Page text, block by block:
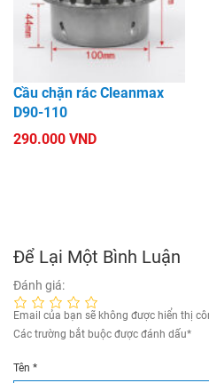
Cầu chặn rác Cleanmax
D90-110
290.000 VND
Để Lại Một Bình Luận
Đánh giá:
Email của bạn sẽ không được hiển thị
Các trường bắt buộc được đánh dấu*
Tên *